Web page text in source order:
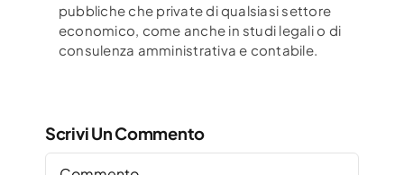
pubbliche che private di qualsiasi settore
economico, come anche in studi legali o di
consulenza amministrativa e contabile.
Scrivi Un Commento
Commento